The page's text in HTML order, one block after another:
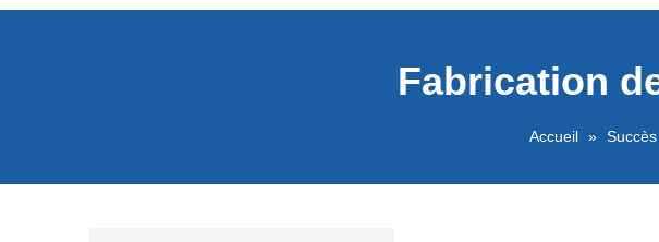
Fabrication
Accueil » Succès